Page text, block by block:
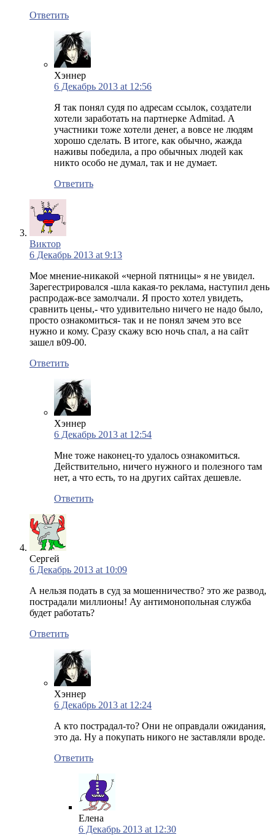
Ответить
Хэннер
6 Декабрь 2013 at 12:56
Я так понял судя по адресам ссылок, создатели
хотели заработать на партнерке Admitad. А
участники тоже хотели денег, а вовсе не людям
хорошо сделать. В итоге, как обычно, жажда
наживы победила, а про обычных людей как
никто особо не думал, так и не думает.
Ответить
Виктор
6 Декабрь 2013 at 9:13
Мое мнение-никакой «черной пятницы» я не увидел.
Зарегестрировался -шла какая-то реклама, наступил день
распродаж-все замолчали. Я просто хотел увидеть,
сравнить цены,- что удивительно ничего не надо было,
просто ознакомиться- так и не понял зачем это все
нужно и кому. Сразу скажу всю ночь спал, а на сайт
зашел в09-00.
Ответить
Хэннер
6 Декабрь 2013 at 12:54
Мне тоже наконец-то удалось ознакомиться.
Действительно, ничего нужного и полезного там
нет, а что есть, то на других сайтах дешевле.
Ответить
Сергей
6 Декабрь 2013 at 10:09
А нельзя подать в суд за мошенничество? это же развод,
пострадали миллионы! Ау антимонопольная служба
будет работать?
Ответить
Хэннер
6 Декабрь 2013 at 12:24
А кто пострадал-то? Они не оправдали ожидания,
это да. Ну а покупать никого не заставляли вроде.
Ответить
Елена
6 Декабрь 2013 at 12:30